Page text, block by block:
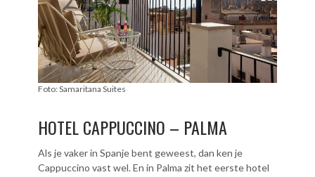
Foto: Samaritana Suites
HOTEL CAPPUCCINO – PALMA
Als je vaker in Spanje bent geweest, dan ken je
Cappuccino vast wel. En in Palma zit het eerste hotel